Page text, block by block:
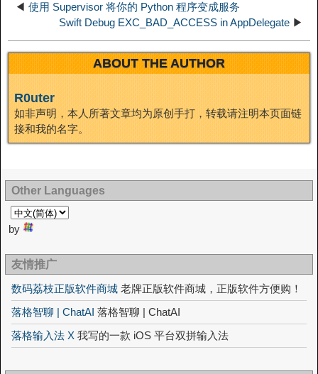
n
◀ 使用 Supervisor 将你的 Python 程序变成服务
Swift Debug EXC_BAD_ACCESS in AppDelegate ▶
ABOUT THE AUTHOR
R0uter
如非声明，本人所著文章均为原创手打，转载请注明本页面链
接和我的名字。
Other Languages
by
友情推广
数码荔枝正版软件商城 老牌正版软件商城，正版软件方便购！
落格智聊 | ChatAI 落格智聊 | ChatAI
落格输入法 X 我写的一款 iOS 平台双拼输入法